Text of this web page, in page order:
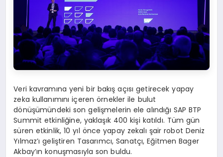
Veri kavramına yeni bir bakış açısı getirecek yapay
zeka kullanımını içeren örnekler ile bulut
dönüşümündeki son gelişmelerin ele alındığı SAP BTP
Summit etkinliğine, yaklaşık 400 kişi katıldı. Tüm gün
süren etkinlik, 10 yıl önce yapay zekalı şair robot Deniz
Yılmaz’ı geliştiren Tasarımcı, Sanatçı, Eğitmen Bager
Akbay’ın konuşmasıyla son buldu.